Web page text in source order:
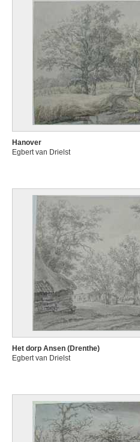
Hanover
Egbert van Drielst
Het dorp Ansen (Drenthe)
Egbert van Drielst